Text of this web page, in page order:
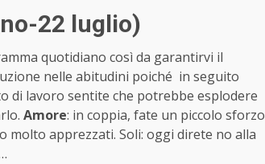
22 luglio)
quotidiano così da garantirvi il
nelle abitudini poiché in seguito
di lavoro sentite che potrebbe esplodere
Amore: in coppia, fate un piccolo sforzo
molto apprezzati. Soli: oggi direte no alla